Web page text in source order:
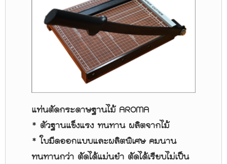
แท่นตัดกระดาษฐานไม้ AROMA
* ตัวฐานแข็งแรง ทนทาน ผลิตจากไม้
* ใบมีดออกแบบและผลิตพิเศษ คมนาน
ทนทานกว่า ตัดได้แม่นยำ ตัดได้เรียบไม่เป็น